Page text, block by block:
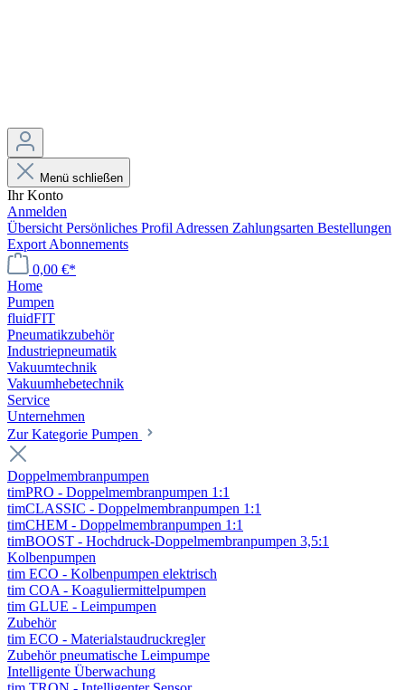
Menü schließen
Ihr Konto
Anmelden
Übersicht Persönliches Profil Adressen Zahlungsarten Bestellungen
Export Abonnements
0,00 €*
Home
Pumpen
fluidFIT
Pneumatikzubehör
Industriepneumatik
Vakuumtechnik
Vakuumhebetechnik
Service
Unternehmen
Zur Kategorie Pumpen
Doppelmembranpumpen
timPRO - Doppelmembranpumpen 1:1
timCLASSIC - Doppelmembranpumpen 1:1
timCHEM - Doppelmembranpumpen 1:1
timBOOST - Hochdruck-Doppelmembranpumpen 3,5:1
Kolbenpumpen
tim ECO - Kolbenpumpen elektrisch
tim COA - Koaguliermittelpumpen
tim GLUE - Leimpumpen
Zubehör
tim ECO - Materialstaudruckregler
Zubehör pneumatische Leimpumpe
Intelligente Überwachung